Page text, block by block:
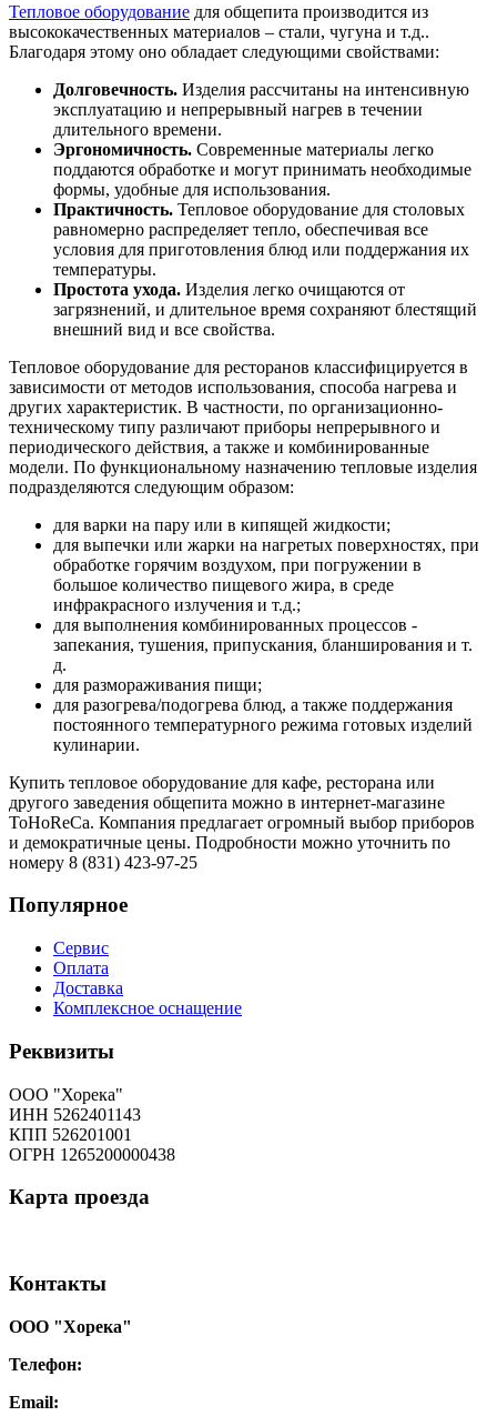
Тепловое оборудование для общепита производится из
высококачественных материалов – стали, чугуна и т.д..
Благодаря этому оно обладает следующими свойствами:
Долговечность. Изделия рассчитаны на интенсивную
эксплуатацию и непрерывный нагрев в течении
длительного времени.
Эргономичность. Современные материалы легко
поддаются обработке и могут принимать необходимые
формы, удобные для использования.
Практичность. Тепловое оборудование для столовых
равномерно распределяет тепло, обеспечивая все
условия для приготовления блюд или поддержания их
температуры.
Простота ухода. Изделия легко очищаются от
загрязнений, и длительное время сохраняют блестящий
внешний вид и все свойства.
Тепловое оборудование для ресторанов классифицируется в
зависимости от методов использования, способа нагрева и
других характеристик. В частности, по организационно-
техническому типу различают приборы непрерывного и
периодического действия, а также и комбинированные
модели. По функциональному назначению тепловые изделия
подразделяются следующим образом:
для варки на пару или в кипящей жидкости;
для выпечки или жарки на нагретых поверхностях, при
обработке горячим воздухом, при погружении в
большое количество пищевого жира, в среде
инфракрасного излучения и т.д.;
для выполнения комбинированных процессов -
запекания, тушения, припускания, бланширования и т.
д.
для размораживания пищи;
для разогрева/подогрева блюд, а также поддержания
постоянного температурного режима готовых изделий
кулинарии.
Купить тепловое оборудование для кафе, ресторана или
другого заведения общепита можно в интернет-магазине
ToHoReCa. Компания предлагает огромный выбор приборов
и демократичные цены. Подробности можно уточнить по
номеру 8 (831) 423-97-25
Популярное
Сервис
Оплата
Доставка
Комплексное оснащение
Реквизиты
ООО "Хорека"
ИНН 5262401143
КПП 526201001
ОГРН 1265200000438
Карта проезда
Контакты
ООО "Хорека"
Телефон:
Email: